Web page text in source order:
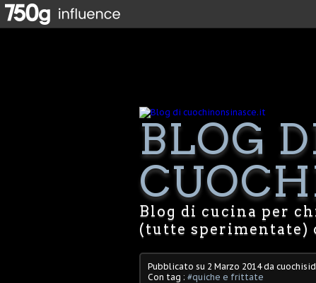
BLOG
Blog di cucina per
(tutte
Pubblicato su 2 Marzo 2014da
Con tag : #quiche e frittate